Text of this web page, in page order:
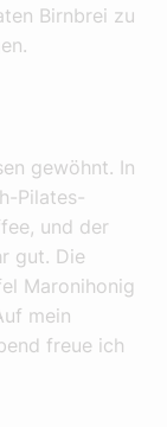
Birnbrei zu
gewöhnt. In
Pilates-
und der
gut. Die
Maronihonig
mein
freue ich